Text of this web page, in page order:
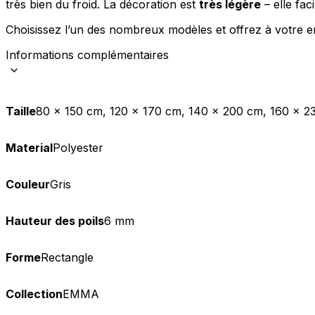
très bien du froid. La décoration est très légère – elle
Choisissez l’un des nombreux modèles et offrez à votre
Informations complémentaires
Taille80 x 150 cm, 120 x 170 cm, 140 x 200 cm, 160 x
MaterialPolyester
CouleurGris
Hauteur des poils6 mm
FormeRectangle
CollectionEMMA
Statistiques
Les cookies marketing sont